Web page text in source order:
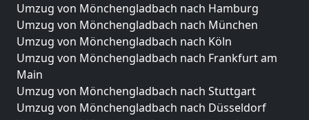
Umzug von Mönchengladbach nach Hamburg
Umzug von Mönchengladbach nach München
Umzug von Mönchengladbach nach Köln
Umzug von Mönchengladbach nach Frankfurt am
Main
Umzug von Mönchengladbach nach Stuttgart
Umzug von Mönchengladbach nach Düsseldorf